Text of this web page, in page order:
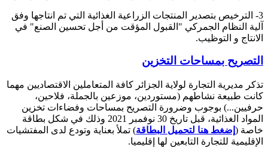
3- الترخيص بتصدير المنتجات الزراعية الغذائية التي تم انتاجها وفق
آلية النظام الجمركي "القبول المؤقت من أجل تحسين الصنع" في
الانتاج و التوظيب.
التصريح بمساحات التخزين
تذكر مديرية التجارة لولاية الجزائر كافة المتعاملين الاقتصاديين مهما
كانت طبيعة نشاطهم (مستوردين، موزعين بالجملة، فلاحين،
حرفيين...) بوجوب وضرورة التصريح بمساحات وفضاءات تخزين
المواد الغذائية، قبل تاريخ 30 نوفمبر 2021 وذلك في شكل بطاقة
خاصة ( إضغط هنا لتحميل البطاقة) تملأ بعناية وتودع لدى المفتشيات
الإقليمية للتجارة التابعين لها إقليميا.